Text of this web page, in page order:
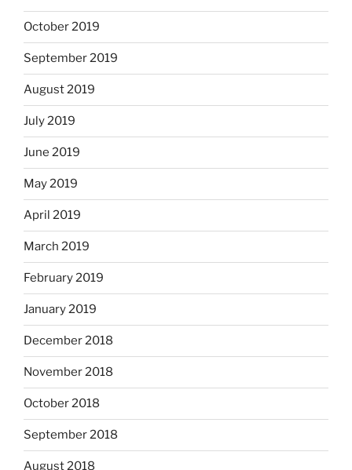
October 2019
September 2019
August 2019
July 2019
June 2019
May 2019
April 2019
March 2019
February 2019
January 2019
December 2018
November 2018
October 2018
September 2018
August 2018